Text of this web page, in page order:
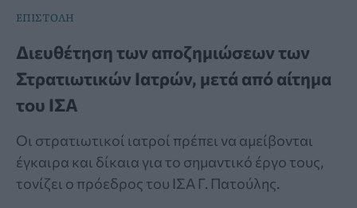
ΕΠΙΣΤΟΛΗ
Διευθέτηση των αποζημιώσεων των
Στρατιωτικών Ιατρών, μετά από αίτημα
του ΙΣΑ
Οι στρατιωτικοί ιατροί πρέπει να αμείβονται
έγκαιρα και δίκαια για το σημαντικό έργο τους,
τονίζει ο πρόεδρος του ΙΣΑ Γ. Πατούλης.